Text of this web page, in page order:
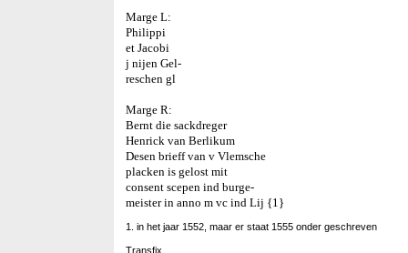
Marge L:
Philippi
et Jacobi
j nijen Gel-
reschen gl
Marge R:
Bernt die sackdreger
Henrick van Berlikum
Desen brieff van v Vlemsche
placken is gelost mit
consent scepen ind burge-
meister in anno m vc ind Lij {1}
1. in het jaar 1552, maar er staat 1555 onder geschreven
Transfix.